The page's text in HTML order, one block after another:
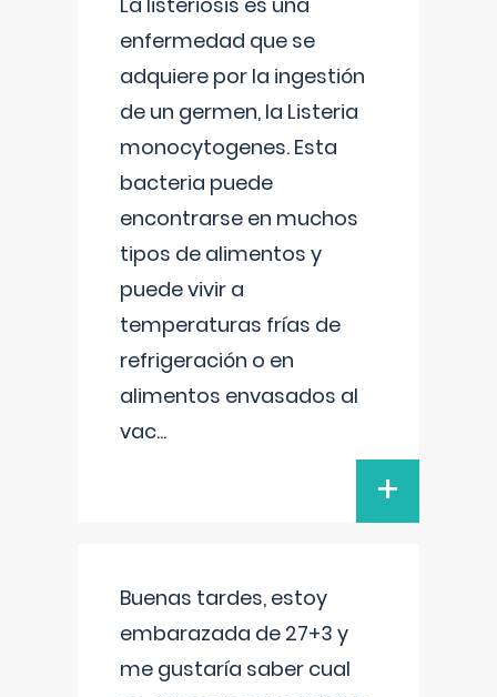
enfermedad que se
adquiere por la ingestión
de un germen, la Listeria
monocytogenes. Esta
bacteria puede
encontrarse en muchos
tipos de alimentos y
puede vivir a
temperaturas frías de
refrigeración o en
alimentos envasados al
vac...
+
Buenas tardes, estoy
embarazada de 27+3 y
me gustaría saber cual